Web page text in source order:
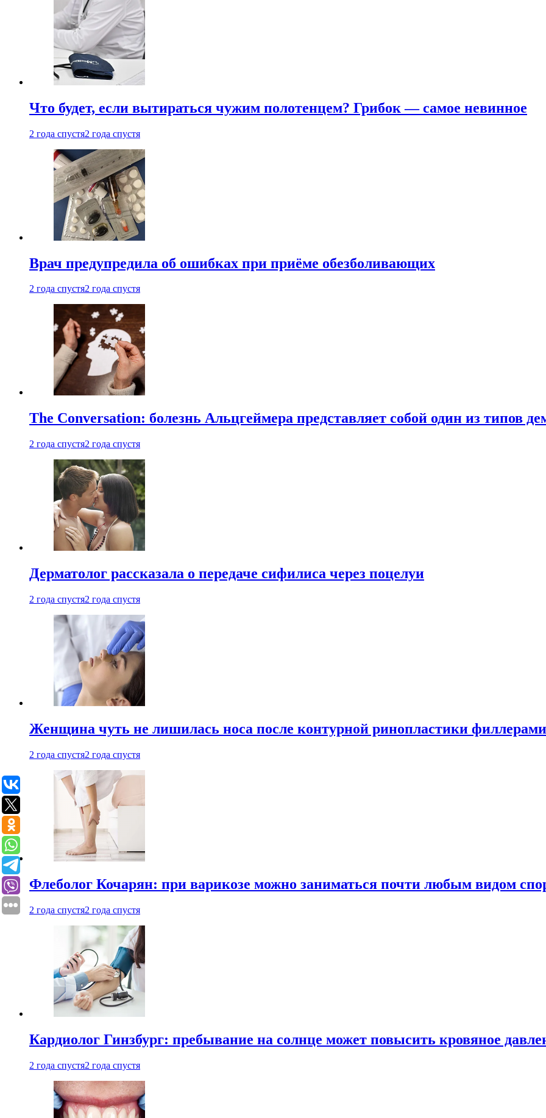
Что будет, если вытираться чужим полотенцем? Грибок — самое невинное
2 года спустя2 года спустя
Врач предупредила об ошибках при приëме обезболивающих
2 года спустя2 года спустя
The Conversation: болезнь Альцгеймера представляет собой один из типов
2 года спустя2 года спустя
Дерматолог рассказала о передаче сифилиса через поцелуи
2 года спустя2 года спустя
Женщина чуть не лишилась носа после контурной ринопластики филлерами
2 года спустя2 года спустя
Флеболог Кочарян: при варикозе можно заниматься почти любым видом
2 года спустя2 года спустя
Кардиолог Гинзбург: пребывание на солнце может повысить кровяное
2 года спустя2 года спустя